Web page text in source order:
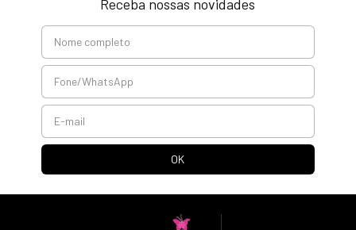
Receba nossas novidades